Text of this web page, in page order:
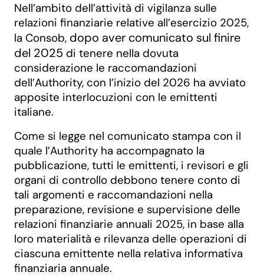
Nell’ambito dell’attività di vigilanza sulle
relazioni finanziarie relative all’esercizio 2025,
la Consob, dopo aver comunicato sul finire
del 2025 di tenere nella dovuta
considerazione le raccomandazioni
dell’Authority, con l’inizio del 2026 ha avviato
apposite interlocuzioni con le emittenti
italiane.
Come si legge nel comunicato stampa con il
quale l’Authority ha accompagnato la
pubblicazione, tutti le emittenti, i revisori e gli
organi di controllo debbono tenere conto di
tali argomenti e raccomandazioni nella
preparazione, revisione e supervisione delle
relazioni finanziarie annuali 2025, in base alla
loro materialità e rilevanza delle operazioni di
ciascuna emittente nella relativa informativa
finanziaria annuale.